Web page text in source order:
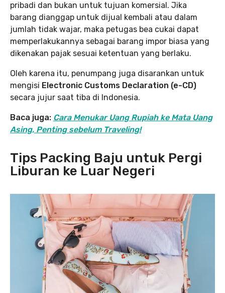
pribadi dan bukan untuk tujuan komersial. Jika
barang dianggap untuk dijual kembali atau dalam
jumlah tidak wajar, maka petugas bea cukai dapat
memperlakukannya sebagai barang impor biasa yang
dikenakan pajak sesuai ketentuan yang berlaku.
Oleh karena itu, penumpang juga disarankan untuk
mengisi Electronic Customs Declaration (e-CD)
secara jujur saat tiba di Indonesia.
Baca juga: Cara Menukar Uang Rupiah ke Mata Uang
Asing, Penting sebelum Traveling!
Tips Packing Baju untuk Pergi
Liburan ke Luar Negeri